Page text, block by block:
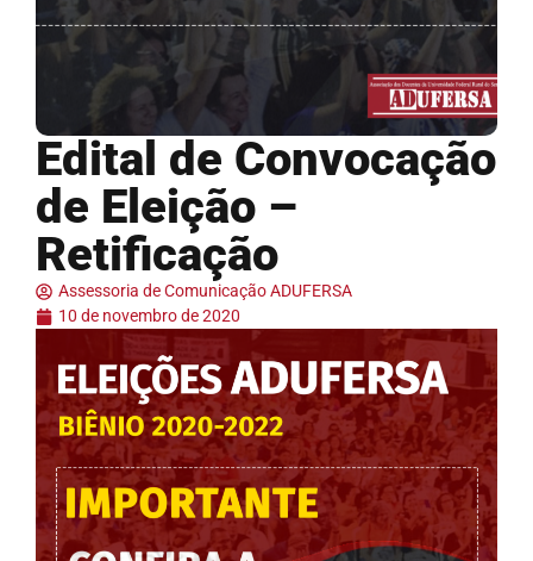
Edital de Convocação
de Eleição –
Retificação
Assessoria de Comunicação ADUFERSA
10 de novembro de 2020